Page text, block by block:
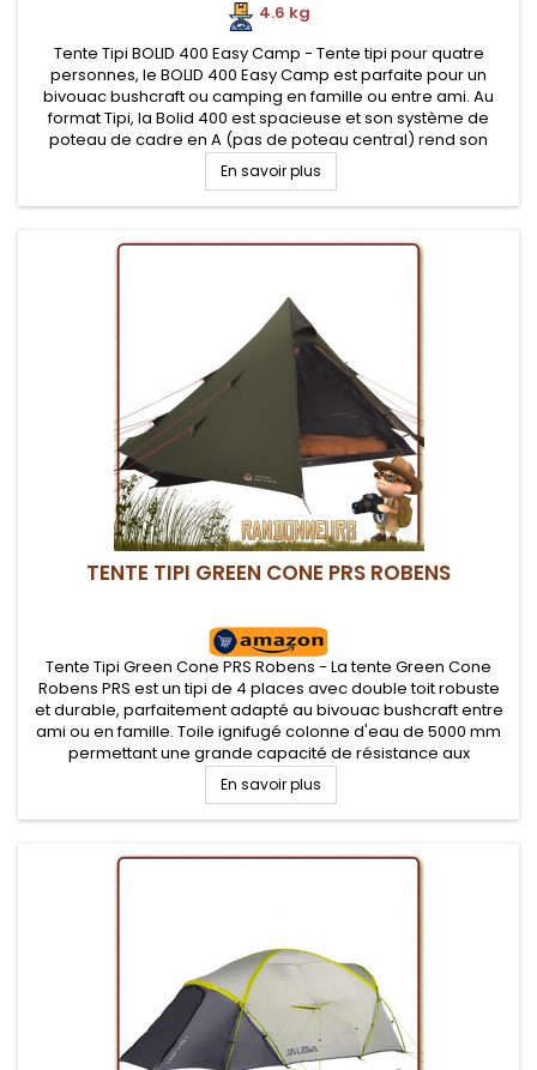
4.6 kg
Tente Tipi BOLID 400 Easy Camp - Tente tipi pour quatre
personnes, le BOLID 400 Easy Camp est parfaite pour un
bivouac bushcraft ou camping en famille ou entre ami. Au
format Tipi, la Bolid 400 est spacieuse et son système de
poteau de cadre en A (pas de poteau central) rend son
installation facile. Toile mono paroi avec coutures scellées et
tapis de sol...
En savoir plus
TENTE TIPI GREEN CONE PRS ROBENS
Tente Tipi Green Cone PRS Robens - La tente Green Cone
Robens PRS est un tipi de 4 places avec double toit robuste
et durable, parfaitement adapté au bivouac bushcraft entre
ami ou en famille. Toile ignifugé colonne d'eau de 5000 mm
permettant une grande capacité de résistance aux
éléments. Facilité de montage grâce à sa chambre pré-
montée sous le double...
En savoir plus